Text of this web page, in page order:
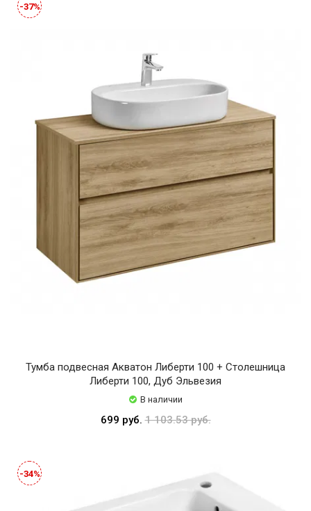
-37%
Тумба подвесная Акватон Либерти 100 + Столешница
Либерти 100, Дуб Эльвезия
В наличии
699 руб.1 103.53 руб.
-34%